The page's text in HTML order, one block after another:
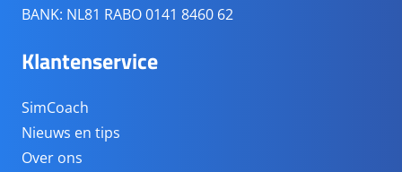
BANK: NL81 RABO 0141 8460 62
Klantenservice
SimCoach
Nieuws en tips
Over ons